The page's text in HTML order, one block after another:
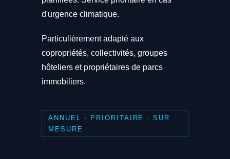
d'urgence climatique.
Particulièrement adapté aux
copropriétés, collectivités, groupes
hôteliers et propriétaires de parcs
immobiliers.
ANNUEL · PRIORITAIRE · SUR
MESURE